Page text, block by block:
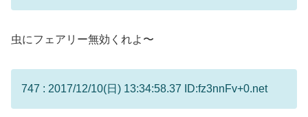
虫にフェアリー無効くれよ〜
747 : 2017/12/10(日) 13:34:58.37 ID:fz3nnFv+0.net